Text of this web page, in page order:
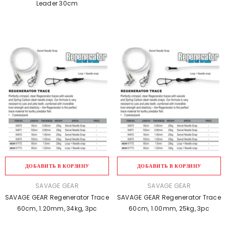
Leader 30cm
ДОБАВИТЬ В КОРЗИНУ
ПРОДАВЕЦ:SAVAGE GEAR
SAVAGE GEAR Regenerator Trace
60cm, 1.20mm, 34kg, 3pc
ДОБАВИТЬ В КОРЗИНУ
ПРОДАВЕЦ:SAVAGE GEAR
SAVAGE GEAR Regenerator Trace
60cm, 1.00mm, 25kg, 3pc